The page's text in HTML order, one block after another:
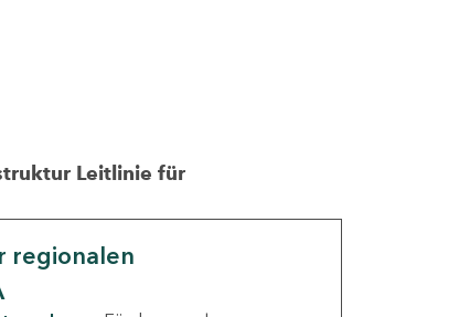
Leitlinie für
regionalen